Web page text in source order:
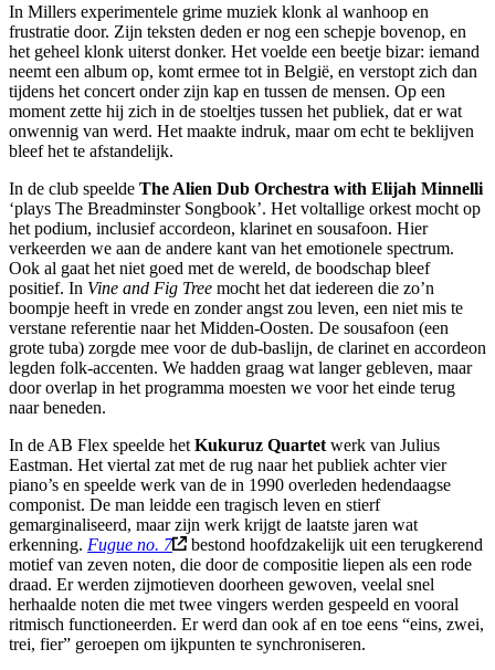
In Millers experimentele grime muziek klonk al wanhoop en
frustratie door. Zijn teksten deden er nog een schepje bovenop, en
het geheel klonk uiterst donker. Het voelde een beetje bizar: iemand
neemt een album op, komt ermee tot in België, en verstopt zich dan
tijdens het concert onder zijn kap en tussen de mensen. Op een
moment zette hij zich in de stoeltjes tussen het publiek, dat er wat
onwennig van werd. Het maakte indruk, maar om echt te beklijven
bleef het te afstandelijk.
In de club speelde The Alien Dub Orchestra with Elijah Minnelli
‘plays The Breadminster Songbook’. Het voltallige orkest mocht op
het podium, inclusief accordeon, klarinet en sousafoon. Hier
verkeerden we aan de andere kant van het emotionele spectrum.
Ook al gaat het niet goed met de wereld, de boodschap bleef
positief. In Vine and Fig Tree mocht het dat iedereen die zo’n
boompje heeft in vrede en zonder angst zou leven, een niet mis te
verstane referentie naar het Midden-Oosten. De sousafoon (een
grote tuba) zorgde mee voor de dub-baslijn, de clarinet en accordeon
legden folk-accenten. We hadden graag wat langer gebleven, maar
door overlap in het programma moesten we voor het einde terug
naar beneden.
In de AB Flex speelde het Kukuruz Quartet werk van Julius
Eastman. Het viertal zat met de rug naar het publiek achter vier
piano’s en speelde werk van de in 1990 overleden hedendaagse
componist. De man leidde een tragisch leven en stierf
gemarginaliseerd, maar zijn werk krijgt de laatste jaren wat
erkenning. Fugue no. 7
bestond hoofdzakelijk uit een terugkerend
motief van zeven noten, die door de compositie liepen als een rode
draad. Er werden zijmotieven doorheen gewoven, veelal snel
herhaalde noten die met twee vingers werden gespeeld en vooral
ritmisch functioneerden. Er werd dan ook af en toe eens “eins, zwei,
trei, fier” geroepen om ijkpunten te synchroniseren.